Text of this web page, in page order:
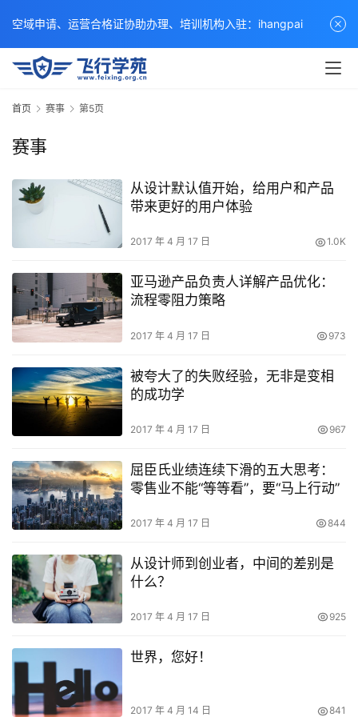
首页 赛事 第5页
赛事
从设计默认值开始，给用户和产品
带来更好的用户体验
2017 年 4 月 17 日 1.0K
亚马逊产品负责人详解产品优化：
流程零阻力策略
2017 年 4 月 17 日 973
被夸大了的失败经验，无非是变相
的成功学
2017 年 4 月 17 日 967
屈臣氏业绩连续下滑的五大思考：
零售业不能“等等看”，要“马上行动”
2017 年 4 月 17 日 844
从设计师到创业者，中间的差别是
什么？
2017 年 4 月 17 日 925
世界，您好！
2017 年 4 月 14 日 841
空域申请、运营合格证协助办理、培训机构入驻：ihangpai